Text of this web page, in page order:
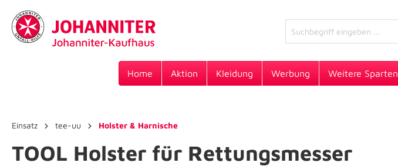
Home Aktion Kleidung Werbung Weitere Sparten
Einsatz tee-uu Holster & Harnische
TOOL Holster für Rettungsmesser